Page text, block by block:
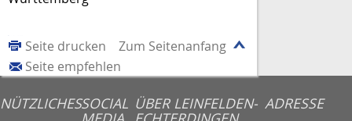
Zum Seitenanfang
Seite drucken
Seite empfehlen
NÜTZLICHESSOCIAL ÜBER LEINFELDEN- ADRESSE